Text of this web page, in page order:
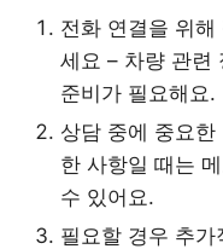
전화 연결을 위
세요 – 차량 관련
준비가 필요해요.
상담 중에 중요
한 사항일 때는
수 있어요.
필요할 경우 추